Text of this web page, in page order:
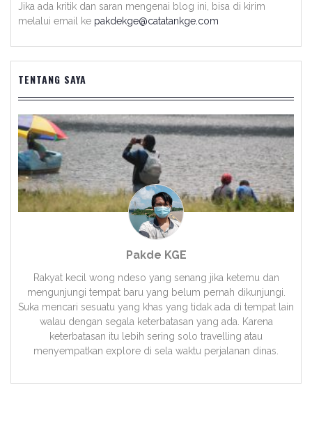
Jika ada kritik dan saran mengenai blog ini, bisa di kirim
melalui email ke pakdekge@catatankge.com
TENTANG SAYA
Pakde KGE
Rakyat kecil wong ndeso yang senang jika ketemu dan
mengunjungi tempat baru yang belum pernah dikunjungi.
Suka mencari sesuatu yang khas yang tidak ada di tempat lain
walau dengan segala keterbatasan yang ada. Karena
keterbatasan itu lebih sering solo travelling atau
menyempatkan explore di sela waktu perjalanan dinas.